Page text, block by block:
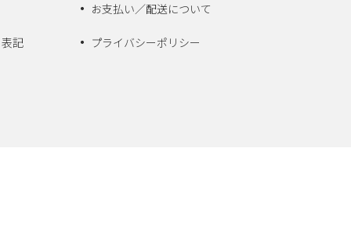
お支払い／配送について
記 プライバシーポリシー